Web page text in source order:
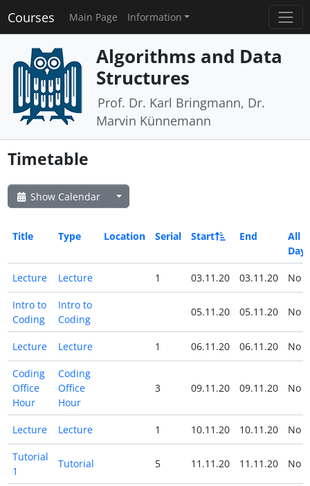
Courses Main Page Information
Algorithms and Data
Structures
Prof. Dr. Karl Bringmann, Dr.
Marvin Künnemann
Timetable
Show Calendar
Title Type Location Serial Start End
All
Day
Lecture Lecture 1 03.11.20 03.11.20 No
Intro to
Coding
Intro to
Coding
05.11.20 05.11.20 No
Lecture Lecture 1 06.11.20 06.11.20 No
Coding
Office
Hour
Coding
Office
Hour
3 09.11.20 09.11.20 No
Lecture Lecture 1 10.11.20 10.11.20 No
Tutorial
1
Tutorial 5 11.11.20 11.11.20 No